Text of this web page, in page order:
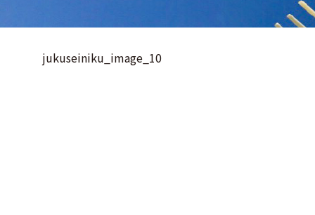
jukuseiniku_image_10